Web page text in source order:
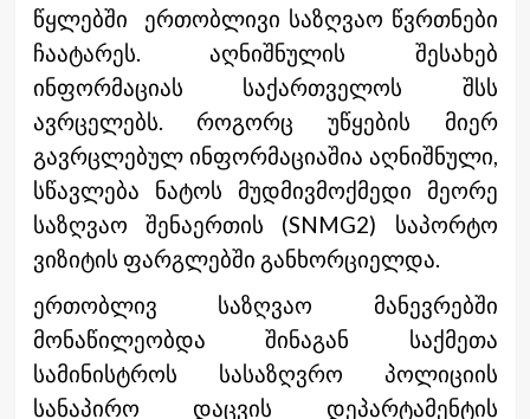
წყლებში ერთობლივი საზღვაო წვრთნები
ჩაატარეს. აღნიშნულის შესახებ
ინფორმაციას საქართველოს შსს
ავრცელებს. როგორც უწყების მიერ
გავრცლებულ ინფორმაციაშია აღნიშნული,
სწავლება ნატოს მუდმივმოქმედი მეორე
საზღვაო შენაერთის (SNMG2) საპორტო
ვიზიტის ფარგლებში განხორციელდა.
ერთობლივ საზღვაო მანევრებში
მონაწილეობდა შინაგან საქმეთა
სამინისტროს სასაზღვრო პოლიციის
სანაპირო დაცვის დეპარტამენტის